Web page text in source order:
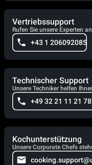
Vertriebssupport
Rufen Sie unsere Experten
+43 1 206092085
Technischer Support
Unsere Techniker helfen
+49 32 21 11 21
Kochunterstützung
Unsere Corporate Chefs